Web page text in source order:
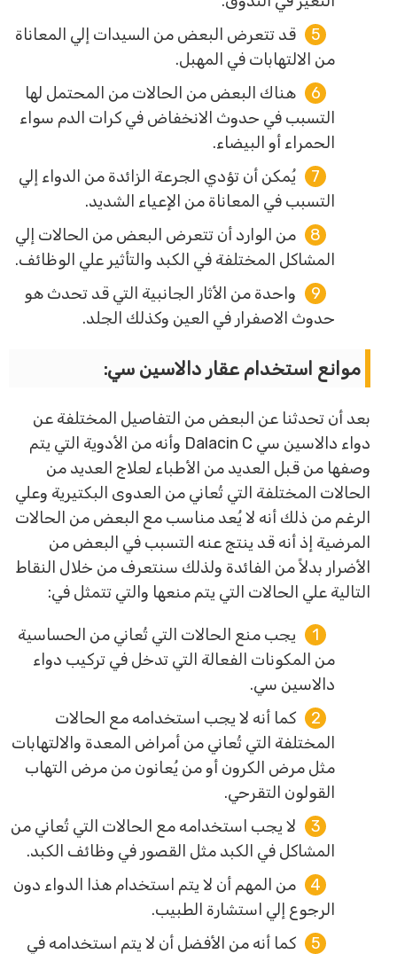
قد تتعرض البعض من السيدات إلي المعاناة
من الالتهابات في المهبل.
هناك البعض من الحالات من المحتمل لها
التسبب في حدوث الانخفاض في كرات الدم سواء
الحمراء أو البيضاء.
يُمكن أن تؤدي الجرعة الزائدة من الدواء إلي
التسبب في المعاناة من الإعياء الشديد.
من الوارد أن تتعرض البعض من الحالات إلي
المشاكل المختلفة في الكبد والتأثير علي الوظائف.
واحدة من الأثار الجانبية التي قد تحدث هو
حدوث الاصفرار في العين وكذلك الجلد.
موانع استخدام عقار دالاسين سي:
بعد أن تحدثنا عن البعض من التفاصيل المختلفة عن
دواء دالاسين سي Dalacin C وأنه من الأدوية التي يتم
وصفها من قبل العديد من الأطباء لعلاج العديد من
الحالات المختلفة التي تُعاني من العدوى البكتيرية وعلي
الرغم من ذلك أنه لا يُعد مناسب مع البعض من الحالات
المرضية إذ أنه قد ينتج عنه التسبب في البعض من
الأضرار بدلاً من الفائدة ولذلك سنتعرف من خلال النقاط
التالية علي الحالات التي يتم منعها والتي تتمثل في:
يجب منع الحالات التي تُعاني من الحساسية
من المكونات الفعالة التي تدخل في تركيب دواء
دالاسين سي.
كما أنه لا يجب استخدامه مع الحالات
المختلفة التي تُعاني من أمراض المعدة والالتهابات
مثل مرض الكرون أو من يُعانون من مرض التهاب
القولون التقرحي.
لا يجب استخدامه مع الحالات التي تُعاني من
المشاكل في الكبد مثل القصور في وظائف الكبد.
من المهم أن لا يتم استخدام هذا الدواء دون
الرجوع إلي استشارة الطبيب.
كما أنه من الأفضل أن لا يتم استخدامه في